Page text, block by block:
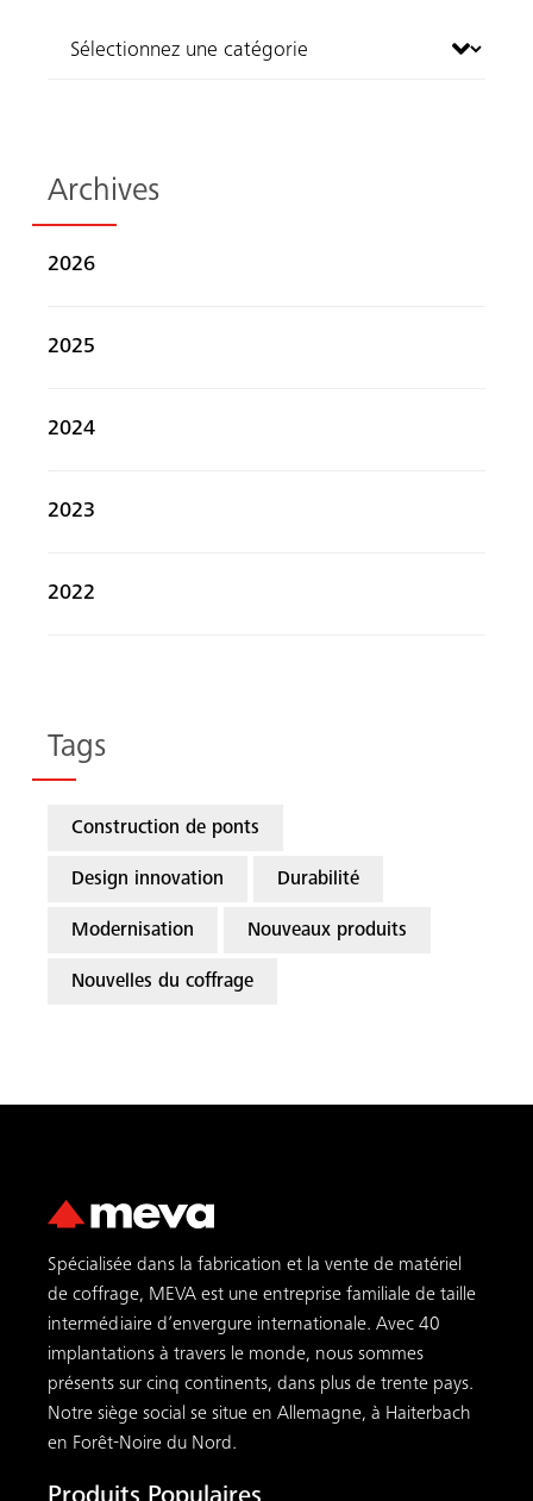
Archives
2026
2025
2024
2023
2022
Tags
Construction de ponts
Design innovation Durabilité
Modernisation Nouveaux produits
Nouvelles du coffrage
Spécialisée dans la fabrication et la vente de matériel
de coffrage, MEVA est une entreprise familiale de taille
intermédiaire d’envergure internationale. Avec 40
implantations à travers le monde, nous sommes
présents sur cinq continents, dans plus de trente pays.
Notre siège social se situe en Allemagne, à Haiterbach
en Forêt-Noire du Nord.